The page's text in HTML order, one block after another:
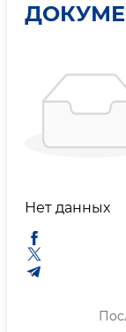
Нет данных